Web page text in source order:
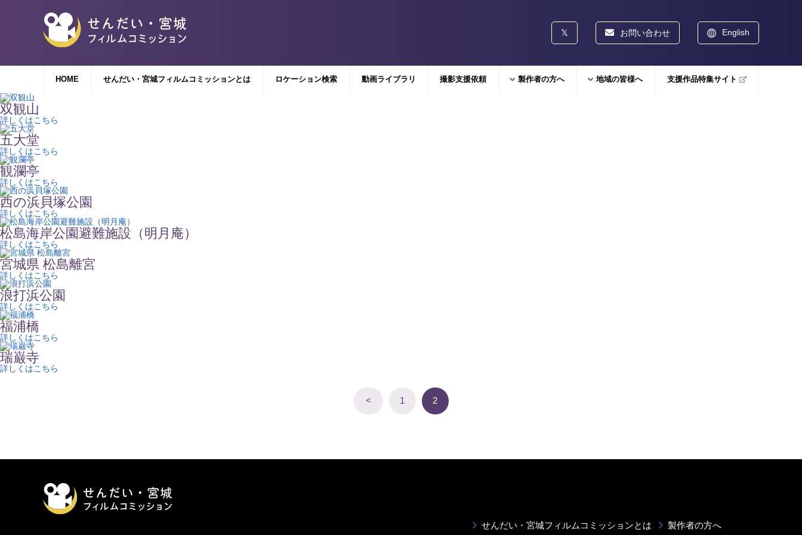
お問い合わせ English
HOME せんだい・宮城フィルムコミッションとは ロケーション検索 動画ライブラリ 撮影支援依頼 製作者の方へ 地域の皆様へ 支援作品特集サイト
双観山
詳しくはこちら
五大堂
詳しくはこちら
観瀾亭
詳しくはこちら
西の浜貝塚公園
詳しくはこちら
松島海岸公園避難施設（明月庵）
詳しくはこちら
宮城県 松島離宮
詳しくはこちら
浪打浜公園
詳しくはこちら
福浦橋
詳しくはこちら
瑞巌寺
詳しくはこちら
< 1 2
せんだい・宮城フィルムコミッションとは 製作者の方へ